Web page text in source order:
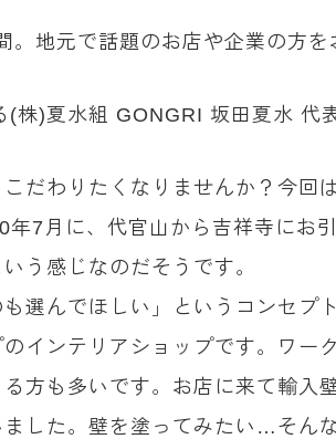
地元で話題のお店や企業の方
(株)夏水組 GONGRI 坂田夏水 代
だわりたくなりませんか？今
7月に、代官山から吉祥寺にお
う感じなのだそうです。
選んでほしい」というコンセ
インテリアショップです。ワ
方も多いです。お店に来て輸入
した。壁を塗ってみたい…そん